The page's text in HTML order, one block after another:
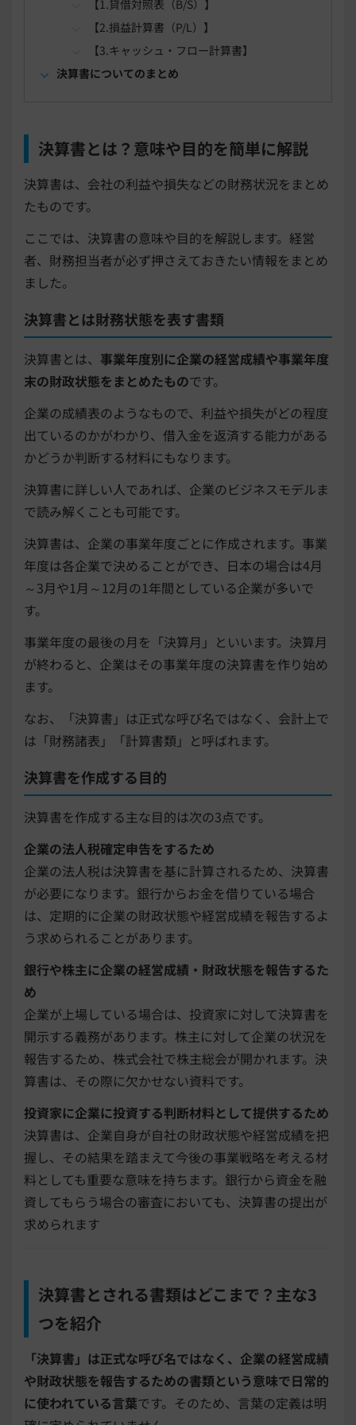
【1.貸借対照表（B/S）】
【2.損益計算書（P/L）】
【3.キャッシュ・フロー計算書】
決算書についてのまとめ
決算書とは？意味や目的を簡単に解説
決算書は、会社の利益や損失などの財務状況をまとめ
たものです。
ここでは、決算書の意味や目的を解説します。経営
者、財務担当者が必ず押さえておきたい情報をまとめ
ました。
決算書とは財務状態を表す書類
決算書とは、 事業年度別に企業の経営成績や事業年度
末の財政状態をまとめたものです。
企業の成績表のようなもので、利益や損失がどの程度
出ているのかがわかり、借入金を返済する能力がある
かどうか判断する材料にもなります。
決算書に詳しい人であれば、企業のビジネスモデルま
で読み解くことも可能です。
決算書は、企業の事業年度ごとに作成されます。事業
年度は各企業で決めることができ、日本の場合は4月
～3月や1月～12月の1年間としている企業が多いで
す。
事業年度の最後の月を「決算月」といいます。決算月
が終わると、企業はその事業年度の決算書を作り始め
ます。
なお、「決算書」は正式な呼び名ではなく、会計上で
は「財務諸表」「計算書類」と呼ばれます。
決算書を作成する目的
決算書を作成する主な目的は次の3点です。
企業の法人税確定申告をするため
企業の法人税は決算書を基に計算されるため、決算書
が必要になります。銀行からお金を借りている場合
は、定期的に企業の財政状態や経営成績を報告するよ
う求められることがあります。
銀行や株主に企業の経営成績・財政状態を報告するた
め
企業が上場している場合は、投資家に対して決算書を
開示する義務があります。株主に対して企業の状況を
報告するため、株式会社で株主総会が開かれます。決
算書は、その際に欠かせない資料です。
投資家に企業に投資する判断材料として提供するため
決算書は、企業自身が自社の財政状態や経営成績を把
握し、その結果を踏まえて今後の事業戦略を考える材
料としても重要な意味を持ちます。銀行から資金を融
資してもらう場合の審査においても、決算書の提出が
求められます
決算書とされる書類はどこまで？主な3
つを紹介
「決算書」は正式な呼び名ではなく、企業の経営成績
や財政状態を報告するための書類という意味で日常的
に使われている言葉です。そのため、言葉の定義は明